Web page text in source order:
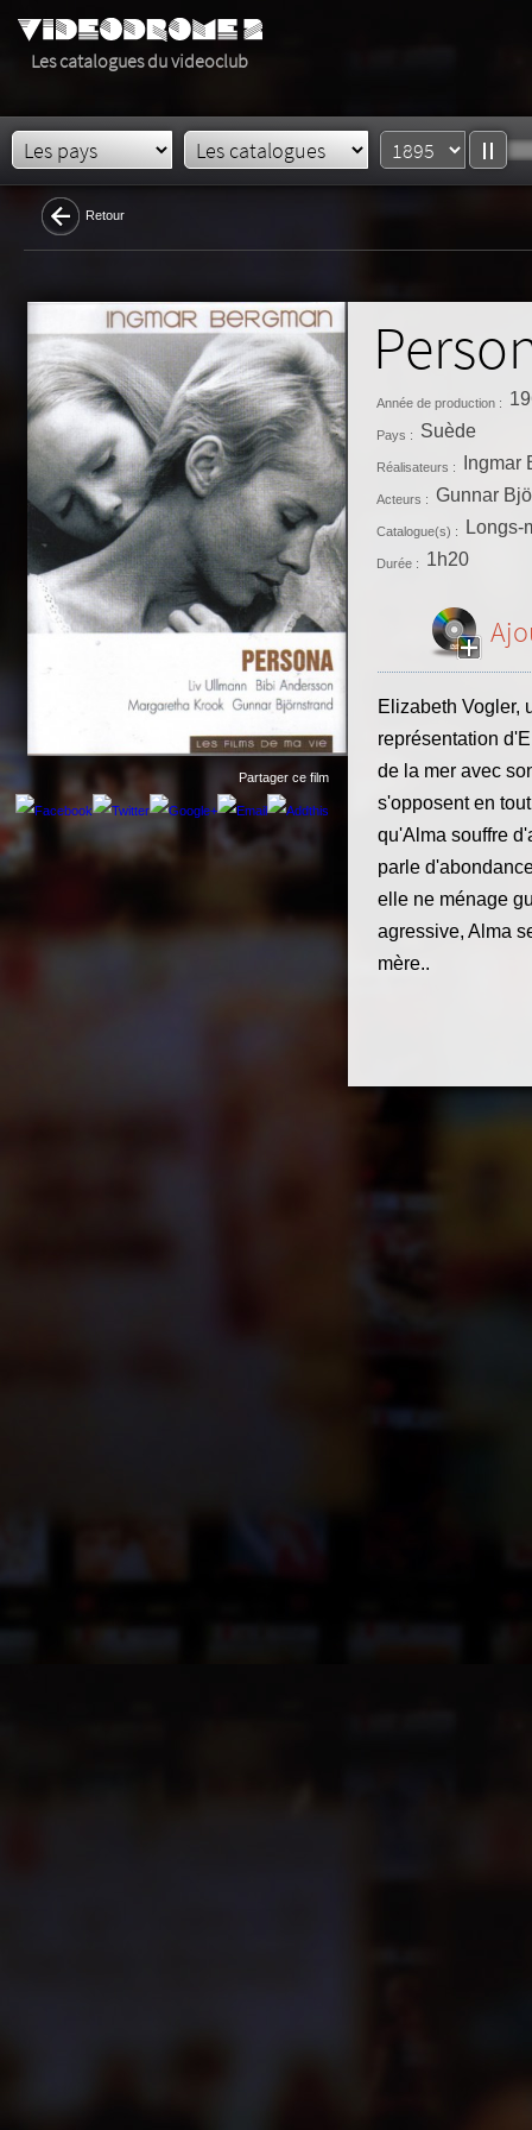
Les catalogues du videoclub
Retour
Partager ce film
Année de production :
Pays : Suède
Réalisateurs : Ingmar
Acteurs : Gunnar
Catalogue(s) : Longs-
Durée : 1h20
Elizabeth Vogler,
représentation
de la mer avec
s'opposent en
qu'Alma souffre
parle
elle ne ménage
agressive, Alma
mère..